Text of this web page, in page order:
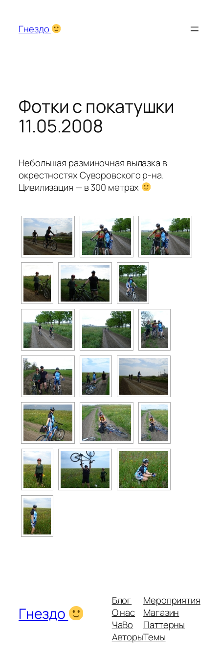
содержимому
Гнездо
Фотки с покатушки
11.05.2008
Небольшая разминочная вылазка в
окрестностях Суворовского р-на.
Цивилизация — в 300 метрах
Гнездо
Блог
О нас
ЧаВо
Авторы
Мероприятия
Магазин
Паттерны
Темы